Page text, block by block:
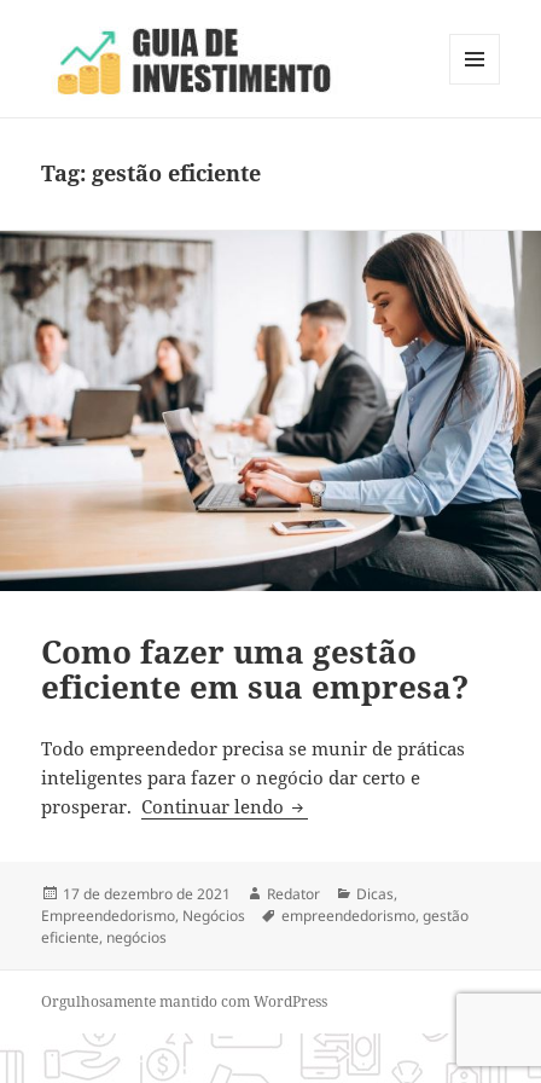
Tag: gestão eficiente
Como fazer uma gestão
eficiente em sua empresa?
Todo empreendedor precisa se munir de práticas
inteligentes para fazer o negócio dar certo e
prosperar. Continuar lendo Como fazer uma gestão
Publicado
em
17 de dezembro de 2021 Autor
Redator Categorias
Dicas,
Empreendedorismo, Negócios Tags
empreendedorismo,gestão
eficiente, negócios
Orgulhosamente mantido com WordPress